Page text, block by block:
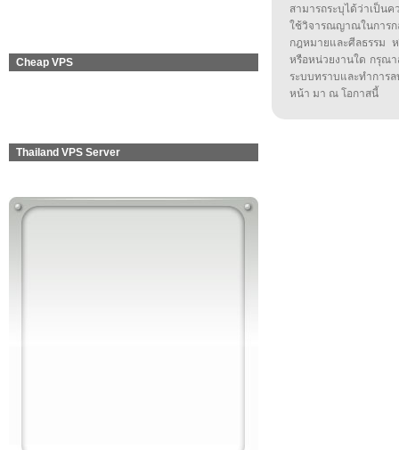
Cheap VPS
Thailand VPS Server
สามารถระบุได้ว่าเป็น
ใช้วิจารณญาณในกา
กฎหมายและศีลธรรม
หรือหน่วยงานใด กรุณา
ระบบทราบและทำกา
หน้า มา ณ โอกาสนี้